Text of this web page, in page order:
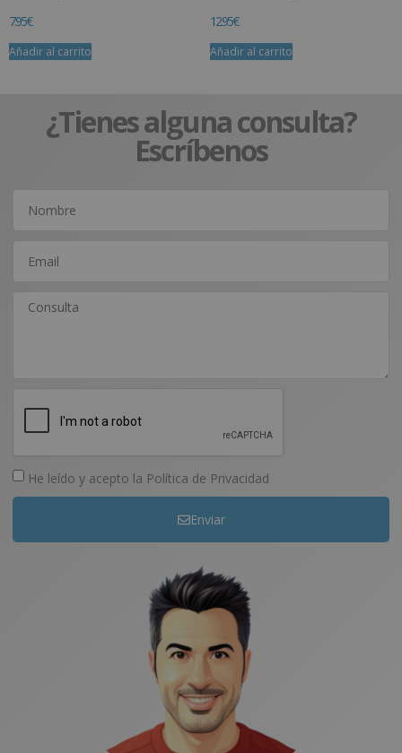
7.95€
Añadir al carrito
12.95€
Añadir al carrito
¿Tienes alguna consulta?
Escríbenos
He leído y acepto la Política de Privacidad
Enviar